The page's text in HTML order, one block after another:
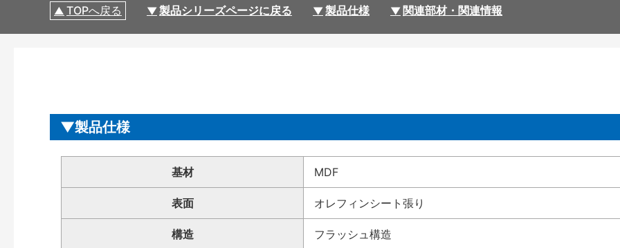
TOPへ戻る 製品シリーズページに戻る 製品仕様 関連部材・関連情報
製品仕様
基材 MDF
表面 オレフィンシート張り
構造 フラッシュ構造